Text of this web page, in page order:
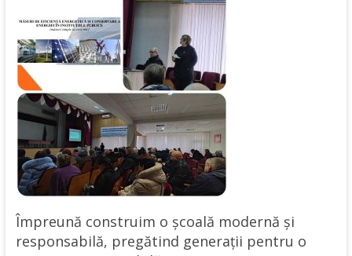
Împreună construim o școală modernă și
responsabilă, pregătind generații pentru o